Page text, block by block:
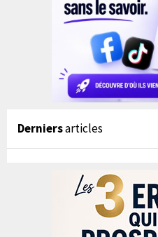
Derniersarticles